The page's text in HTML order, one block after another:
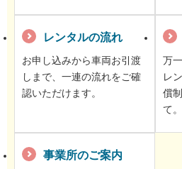
レンタルの流れ
お申し込みから車両お引渡
しまで、一連の流れをご確
認いただけます。
万
レ
償
て。
事業所のご案内